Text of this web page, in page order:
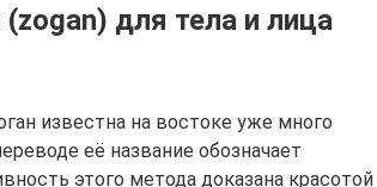
для тела и лица
известна на востоке уже много
её название обозначает
этого метода доказана красотой